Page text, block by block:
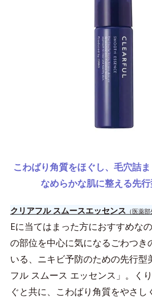
こわばり角質をほぐし、毛穴詰
なめらかな肌に整える先
クリアフル スムースエッセンス （医薬部
Eに当てはまった方におすすめな
の部位を中心に気になるごわつき
いる、ニキビ予防のための先行型
フル スムース エッセンス」。く
ぐと共に、こわばり角質をやさし